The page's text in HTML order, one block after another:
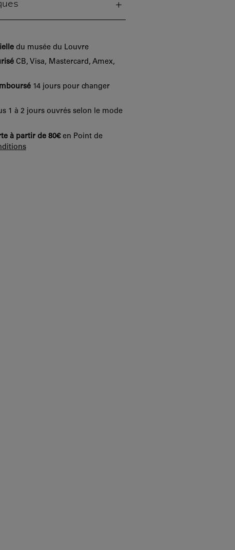
du musée du Louvre
CB, Visa, Mastercard, Amex,
14 jours pour changer
1 à 2 jours ouvrés selon le mode
à partir de 80€en Point de